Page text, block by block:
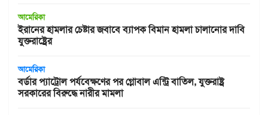
আমেরিকা
ইরানের হামলার চেষ্টার জবাবে ব্যাপক বিমান হামলা চালানোর দাবি
যুক্তরাষ্ট্রের
আমেরিকা
বর্ডার প্যাট্রোল পর্যবেক্ষণের পর গ্লোবাল এন্ট্রি বাতিল, যুক্তরাষ্ট্র
সরকারের বিরুদ্ধে নারীর মামলা